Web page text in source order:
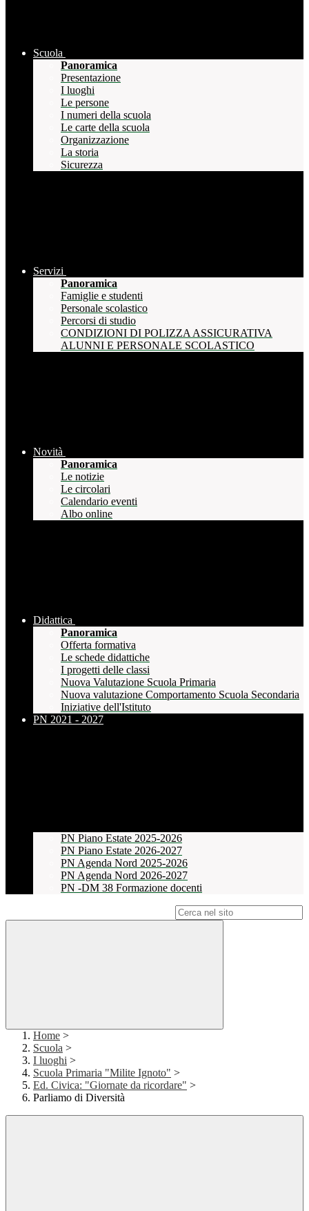
Scuola
Panoramica
Presentazione
I luoghi
Le persone
I numeri della scuola
Le carte della scuola
Organizzazione
La storia
Sicurezza
Servizi
Panoramica
Famiglie e studenti
Personale scolastico
Percorsi di studio
CONDIZIONI DI POLIZZA ASSICURATIVA
ALUNNI E PERSONALE SCOLASTICO
Novità
Panoramica
Le notizie
Le circolari
Calendario eventi
Albo online
Didattica
Panoramica
Offerta formativa
Le schede didattiche
I progetti delle classi
Nuova Valutazione Scuola Primaria
Nuova valutazione Comportamento Scuola Secondaria
Iniziative dell'Istituto
PN 2021 - 2027
PN Piano Estate 2025-2026
PN Piano Estate 2026-2027
PN Agenda Nord 2025-2026
PN Agenda Nord 2026-2027
PN -DM 38 Formazione docenti
Home >
Scuola >
I luoghi >
Scuola Primaria "Milite Ignoto" >
Ed. Civica: "Giornate da ricordare" >
Parliamo di Diversità